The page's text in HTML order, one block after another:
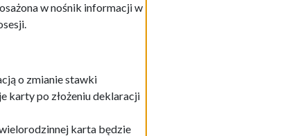
w nośnik informacji w
o zmianie stawki
karty po złożeniu deklaracji
karta będzie